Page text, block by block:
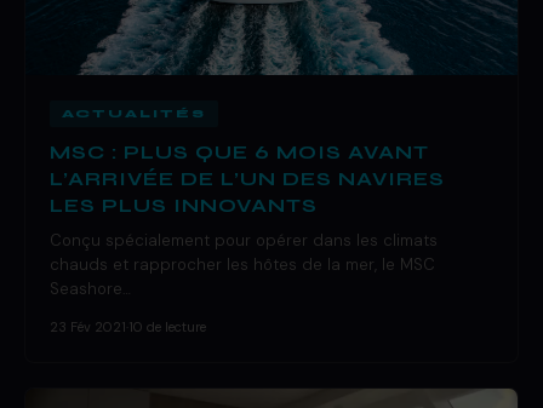
ACTUALITÉS
MSC : PLUS QUE 6 MOIS AVANT
L’ARRIVÉE DE L’UN DES NAVIRES
LES PLUS INNOVANTS
Conçu spécialement pour opérer dans les climats
chauds et rapprocher les hôtes de la mer, le MSC
Seashore…
23 Fév 2021 10 de lecture